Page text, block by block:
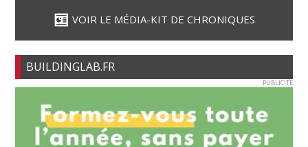
VOIR LE MÉDIA-KIT DE CHRONIQUES
BUILDINGLAB.FR
PUBLICITE